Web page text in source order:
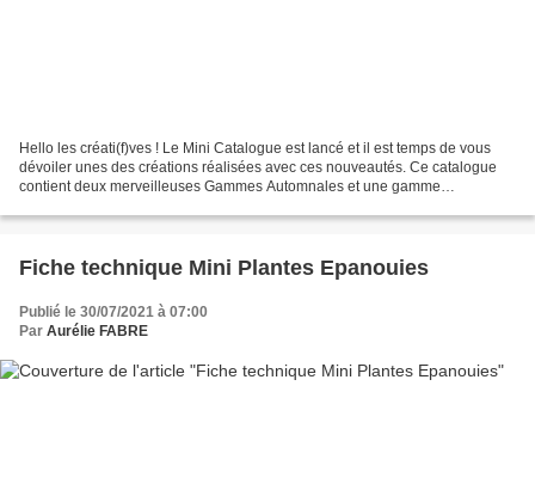
Hello les créati(f)ves ! Le Mini Catalogue est lancé et il est temps de vous
dévoiler unes des créations réalisées avec ces nouveautés. Ce catalogue
contient deux merveilleuses Gammes Automnales et une gamme
Fiche technique Mini Plantes Epanouies
Publié le 30/07/2021 à 07:00
Par Aurélie FABRE